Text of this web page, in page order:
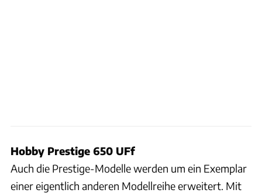
Hobby Prestige 650 UFf
Auch die Prestige-Modelle werden um ein Exemplar
einer eigentlich anderen Modellreihe erweitert. Mit